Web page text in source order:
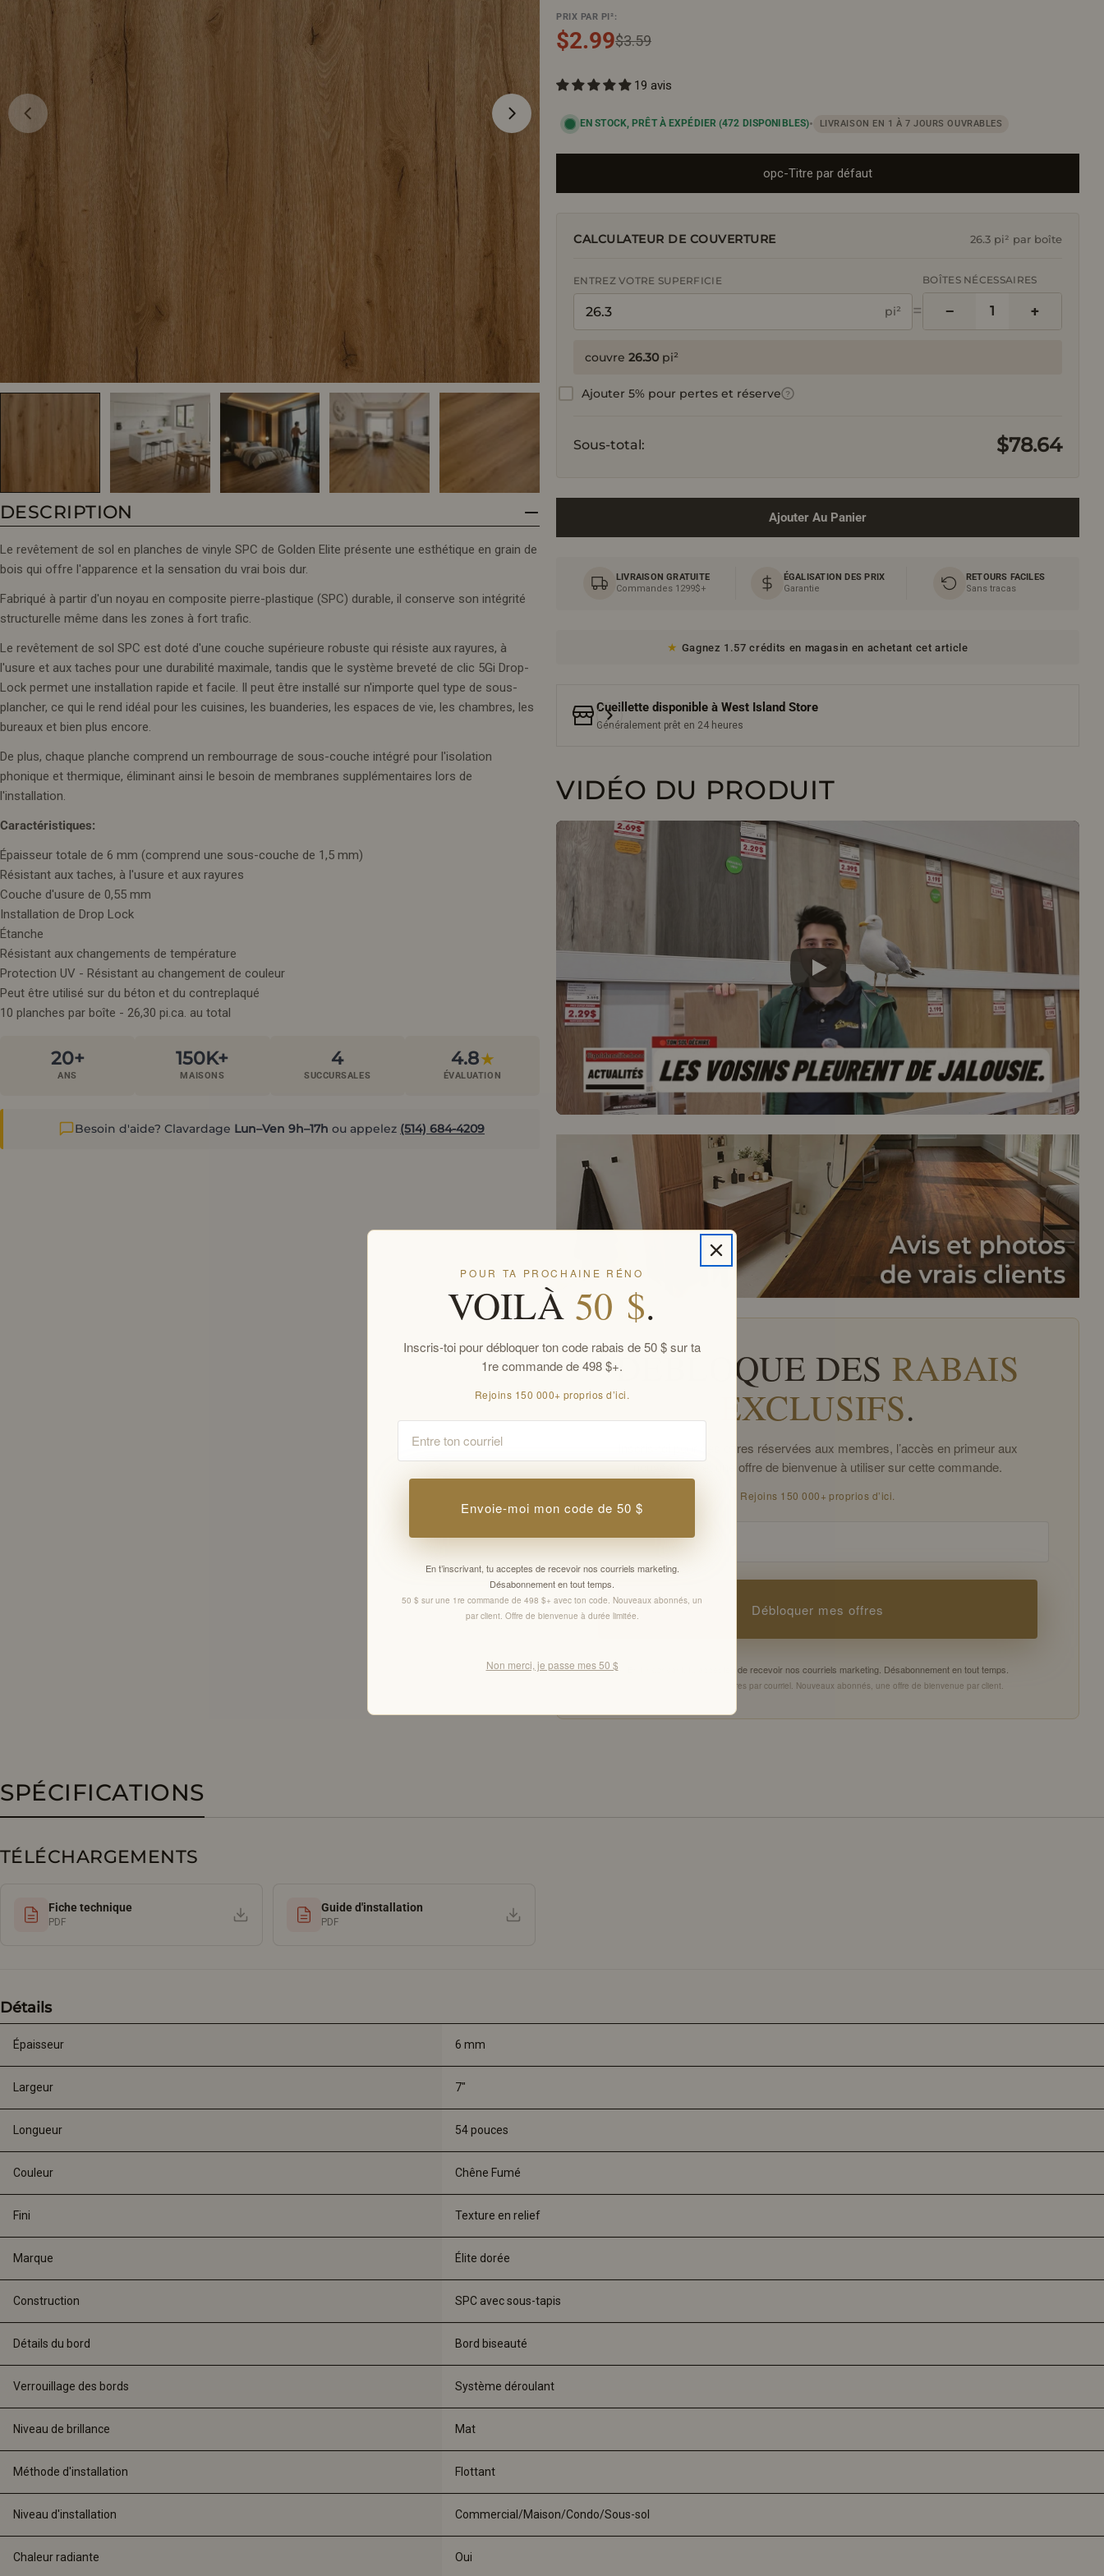
le média 0 en mode modal Ouvrir le média 1 en mode modal
DESCRIPTION
Le revêtement de sol en planches de vinyle SPC de Golden Elite présente une esthétique en grain de
bois qui offre l'apparence et la sensation du vrai bois dur.
Fabriqué à partir d'un noyau en composite pierre-plastique (SPC) durable, il conserve son intégrité
structurelle même dans les zones à fort trafic.
Le revêtement de sol SPC est doté d'une couche supérieure robuste qui résiste aux rayures, à
l'usure et aux taches pour une durabilité maximale, tandis que le système breveté de clic 5Gi Drop-
Lock permet une installation rapide et facile. Il peut être installé sur n'importe quel type de sous-
plancher, ce qui le rend idéal pour les cuisines, les buanderies, les espaces de vie, les chambres, les
bureaux et bien plus encore.
De plus, chaque planche comprend un rembourrage de sous-couche intégré pour l'isolation
phonique et thermique, éliminant ainsi le besoin de membranes supplémentaires lors de
l'installation.
Caractéristiques:
Épaisseur totale de 6 mm (comprend une sous-couche de 1,5 mm)
Résistant aux taches, à l'usure et aux rayures
Couche d'usure de 0,55 mm
Installation de Drop Lock
Étanche
Résistant aux changements de température
Protection UV - Résistant au changement de couleur
Peut être utilisé sur du béton et du contreplaqué
10 planches par boîte - 26,30 pi.ca. au total
20+
ANS
150K+
MAISONS
4
SUCCURSALES
4.8★
ÉVALUATION
Besoin d'aide? Clavardage Lun–Ven 9h–17h ou appelez (514) 684-4209
PRIX PAR PI²:
Prix
de
vente
$2.99
Prix
régulier
$3.59
19 avis
EN STOCK, PRÊT À EXPÉDIER (472 DISPONIBLES)• LIVRAISON EN 1 À 7 JOURS OUVRABLES
opc-Titre par défaut
CALCULATEUR DE COUVERTURE 26.3 pi² par boîte
ENTREZ VOTRE SUPERFICIE
pi² =
BOÎTES NÉCESSAIRES
− 1 +
couvre 26.30 pi²
Ajouter 5% pour pertes et réserve ?
Sous-total: $78.64
Ajouter Au Panier
LIVRAISON GRATUITE
Commandes 1299$+
ÉGALISATION DES PRIX
Garantie
RETOURS FACILES
Sans tracas
Gagnez 1.57 crédits en magasin en achetant cet article
Cueillette disponible à West Island Store
Généralement prêt en 24 heures
VIDÉO DU PRODUIT
DÉBLOQUE DES RABAIS
EXCLUSIFS.
Inscris-toi pour des offres réservées aux membres, l’accès en primeur aux
nouveautés, et une offre de bienvenue à utiliser sur cette commande.
Rejoins 150 000+ proprios d’ici.
Débloquer mes offres
En t’inscrivant, tu acceptes de recevoir nos courriels marketing. Désabonnement en tout temps.
Offres réservées aux membres par courriel. Nouveaux abonnés, une offre de bienvenue par client.
SPÉCIFICATIONS
TÉLÉCHARGEMENTS
Fiche technique
PDF
Guide d'installation
PDF
Détails
Épaisseur 6 mm
Largeur 7"
Longueur 54 pouces
Couleur Chêne Fumé
Fini Texture en relief
Marque Élite dorée
Construction SPC avec sous-tapis
Détails du bord Bord biseauté
Verrouillage des bords Système déroulant
Niveau de brillance Mat
Méthode d'installation Flottant
Niveau d'installation Commercial/Maison/Condo/Sous-sol
Chaleur radiante Oui
POUR TA PROCHAINE RÉNO
VOILÀ 50 $.
Inscris-toi pour débloquer ton code rabais de 50 $ sur ta
1re commande de 498 $+.
Rejoins 150 000+ proprios d’ici.
Email
Envoie-moi mon code de 50 $
En t’inscrivant, tu acceptes de recevoir nos courriels marketing.
Désabonnement en tout temps.
50 $ sur une 1re commande de 498 $+ avec ton code. Nouveaux abonnés, un
par client. Offre de bienvenue à durée limitée.
Non merci, je passe mes 50 $